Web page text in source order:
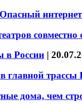
в России |
главной
дома, чем